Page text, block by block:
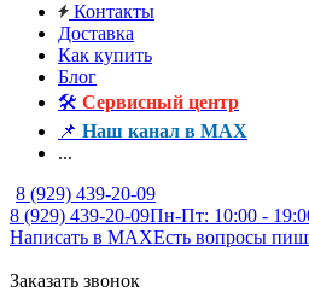
Контакты
Доставка
Как купить
Блог
🛠️ Сервисный центр
📌 Наш канал в MAX
...
8 (929) 439-20-09
8 (929) 439-20-09Пн-Пт: 10:00 -
Написать в MAXЕсть вопросы
Заказать звонок